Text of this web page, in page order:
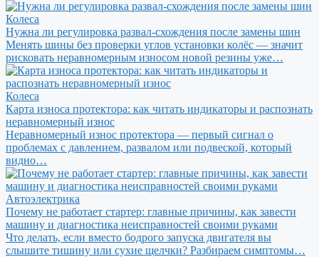
Колеса
Нужна ли регулировка развал-схождения после замены шин
Менять шины без проверки углов установки колёс — значит
рисковать неравномерным износом новой резины уже…
Колеса
Карта износа протектора: как читать индикаторы и распознать
неравномерный износ
Неравномерный износ протектора — первый сигнал о
проблемах с давлением, развалом или подвеской, который
видно…
Автоэлектрика
Почему не работает стартер: главные причины, как завести
машину и диагностика неисправностей своими руками
Что делать, если вместо бодрого запуска двигателя вы
слышите тишину или сухие щелчки? Разбираем симптомы…